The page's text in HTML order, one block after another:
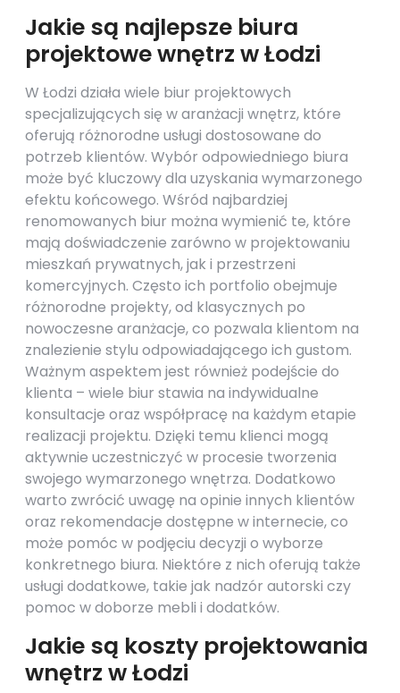
Jakie są najlepsze biura
projektowe wnętrz w Łodzi
W Łodzi działa wiele biur projektowych
specjalizujących się w aranżacji wnętrz, które
oferują różnorodne usługi dostosowane do
potrzeb klientów. Wybór odpowiedniego biura
może być kluczowy dla uzyskania wymarzonego
efektu końcowego. Wśród najbardziej
renomowanych biur można wymienić te, które
mają doświadczenie zarówno w projektowaniu
mieszkań prywatnych, jak i przestrzeni
komercyjnych. Często ich portfolio obejmuje
różnorodne projekty, od klasycznych po
nowoczesne aranżacje, co pozwala klientom na
znalezienie stylu odpowiadającego ich gustom.
Ważnym aspektem jest również podejście do
klienta – wiele biur stawia na indywidualne
konsultacje oraz współpracę na każdym etapie
realizacji projektu. Dzięki temu klienci mogą
aktywnie uczestniczyć w procesie tworzenia
swojego wymarzonego wnętrza. Dodatkowo
warto zwrócić uwagę na opinie innych klientów
oraz rekomendacje dostępne w internecie, co
może pomóc w podjęciu decyzji o wyborze
konkretnego biura. Niektóre z nich oferują także
usługi dodatkowe, takie jak nadzór autorski czy
pomoc w doborze mebli i dodatków.
Jakie są koszty projektowania
wnętrz w Łodzi